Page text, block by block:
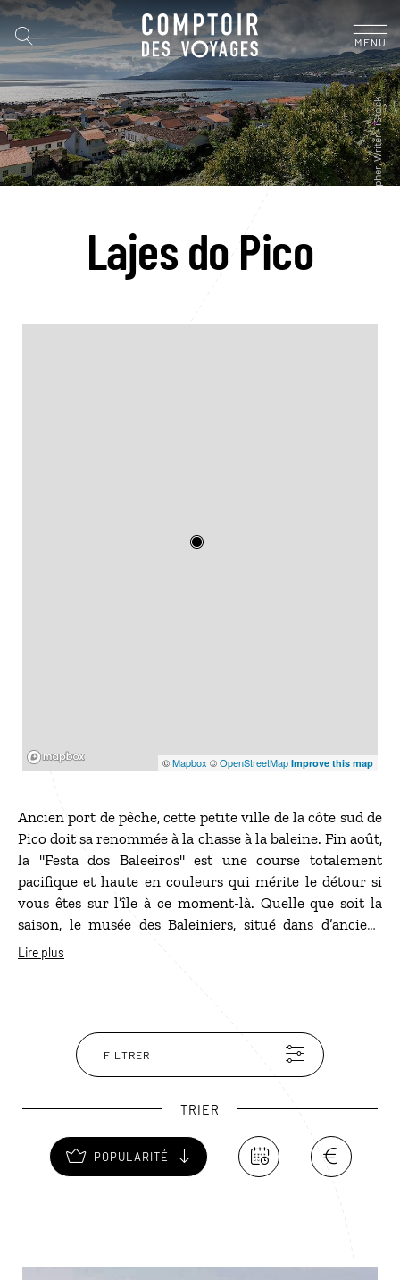
MENU
Lajes do Pico
©Mapbox ©OpenStreetMap Improve this map
Ancien port de pêche, cette petite ville de la côte sud de
Pico doit sa renommée à la chasse à la baleine. Fin août,
la "Festa dos Baleeiros" est une course totalement
pacifique et haute en couleurs qui mérite le détour si
vous êtes sur l’île à ce moment-là. Quelle que soit la
saison, le musée des Baleiniers, situé dans d’anciens
hangars à bateaux, retrace l’activité baleinière, avec
cétacés des Açores, qui propose des sorties en mer.
Lire plus
FILTRER
TRIER
POPULARITÉ